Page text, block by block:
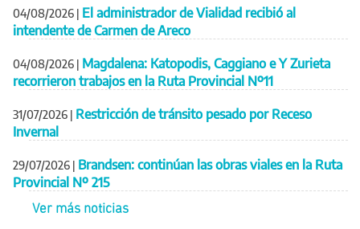
04/08/2026 | El administrador de Vialidad recibió al
intendente de Carmen de Areco
04/08/2026 | Magdalena: Katopodis, Caggiano e Y Zurieta
recorrieron trabajos en la Ruta Provincial Nº11
31/07/2026 | Restricción de tránsito pesado por Receso
Invernal
29/07/2026 | Brandsen: continúan las obras viales en la Ruta
Provincial Nº 215
Ver más noticias